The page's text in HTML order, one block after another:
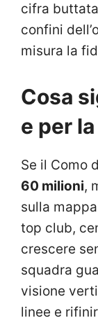
cifra
confini
misura la
Cosa
e per
Se il Como
60 milioni,
sulla
top club,
crescere
squadra
visione
linee e